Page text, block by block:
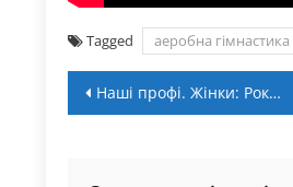
Tagged аеробна гімнастика
Навігація
Наші профі. Жінки: Роксолана Кравчук – чемпіонка Чехії!